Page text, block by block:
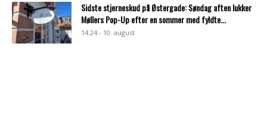
Sidste stjerneskud på Østergade: Søndag aften lukker
Møllers Pop-Up efter en sommer med fyldte...
14:24 - 10. august